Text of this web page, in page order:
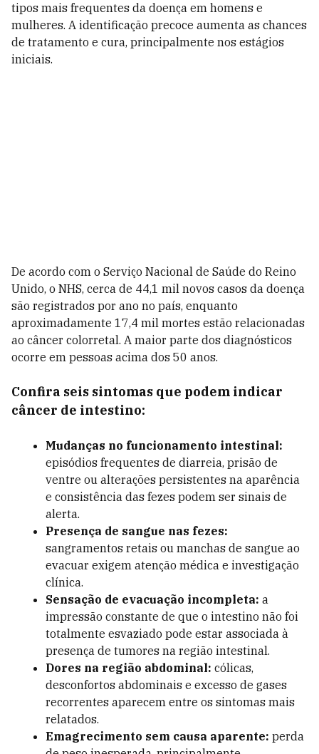
tipos mais frequentes da doença em homens e
mulheres. A identificação precoce aumenta as chances
de tratamento e cura, principalmente nos estágios
iniciais.
De acordo com o Serviço Nacional de Saúde do Reino
Unido, o NHS, cerca de 44,1 mil novos casos da doença
são registrados por ano no país, enquanto
aproximadamente 17,4 mil mortes estão relacionadas
ao câncer colorretal. A maior parte dos diagnósticos
ocorre em pessoas acima dos 50 anos.
Confira seis sintomas que podem indicar
câncer de intestino:
Mudanças no funcionamento intestinal:
episódios frequentes de diarreia, prisão de
ventre ou alterações persistentes na aparência
e consistência das fezes podem ser sinais de
alerta.
Presença de sangue nas fezes:
sangramentos retais ou manchas de sangue ao
evacuar exigem atenção médica e investigação
clínica.
Sensação de evacuação incompleta: a
impressão constante de que o intestino não foi
totalmente esvaziado pode estar associada à
presença de tumores na região intestinal.
Dores na região abdominal: cólicas,
desconfortos abdominais e excesso de gases
recorrentes aparecem entre os sintomas mais
relatados.
Emagrecimento sem causa aparente: perda